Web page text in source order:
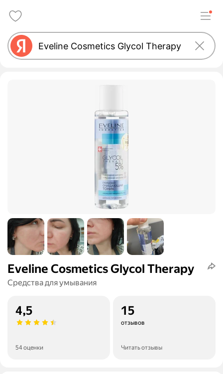
Eveline Cosmetics Glycol Therapy
Средства для умывания
4,5
54 оценки
15
отзывов
Читать отзывы